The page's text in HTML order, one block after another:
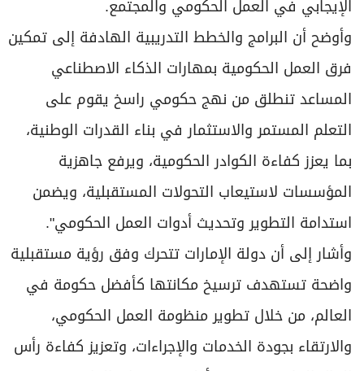
الإيجابي في العمل الحكومي والمجتمع.
وأوضح أن البرامج والخطط التدريبية الهادفة إلى تمكين
فرق العمل الحكومية بمهارات الذكاء الاصطناعي
المساعد تنطلق من نهج حكومي راسخ يقوم على
التعلم المستمر والاستثمار في بناء القدرات الوطنية،
بما يعزز كفاءة الكوادر الحكومية، ويرفع جاهزية
المؤسسات لاستيعاب التحولات المستقبلية، ويضمن
استدامة التطوير وتحديث أدوات العمل الحكومي".
وأشار إلى أن دولة الإمارات تتحرك وفق رؤية مستقبلية
واضحة تستهدف ترسيخ مكانتها كأفضل حكومة في
العالم، من خلال تطوير منظومة العمل الحكومي،
والارتقاء بجودة الخدمات والإجراءات، وتعزيز كفاءة رأس